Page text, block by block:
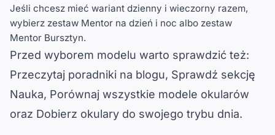
Jeśli chcesz mieć wariant dzienny i wieczorny razem,
wybierz zestaw Mentor na dzień i noc albo zestaw
Mentor Bursztyn.
Przed wyborem modelu warto sprawdzić też:
Przeczytaj poradniki na blogu, Sprawdź sekcję
Nauka, Porównaj wszystkie modele okularów
oraz Dobierz okulary do swojego trybu dnia.